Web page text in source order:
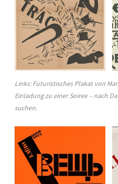
Links: Futuristisches Plakat von
Einladung zu einer Soiree – nach
suchen.